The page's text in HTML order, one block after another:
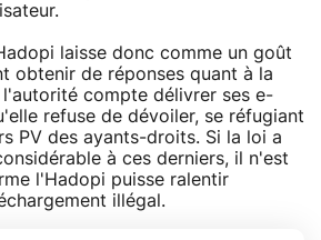
laisse donc comme un goût
obtenir de réponses quant à la
compte délivrer ses e-
refuse de dévoiler, se réfugiant
PV des ayants-droits. Si la loi a
à ces derniers, il n'est
l'Hadopi puisse ralentir
illégal.